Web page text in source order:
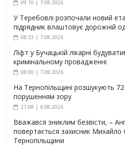
09:10 | 7.08.2026
У Теребовлі розпочали новий
підрядник влаштовує дорожній
08:33 | 7.08.2026
Ліфт у Бучацькій лікарні
кримінальному провадженні
08:00 | 7.08.2026
На Тернопільщині розшукують
порушенням зору
21:08 | 6.08.2026
Вважався зниклим безвісти, –
повертається захисник Михайло
Тернопільщини